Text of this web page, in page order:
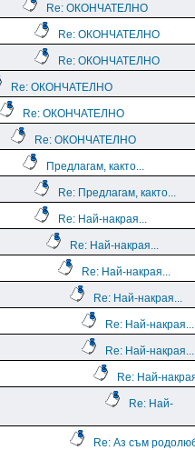
Re: ОКОНЧАТЕЛНО
Re: ОКОНЧАТЕЛНО
Re: ОКОНЧАТЕЛНО
Re: ОКОНЧАТЕЛНО
Re: ОКОНЧАТЕЛНО
Re: ОКОНЧАТЕЛНО
Предлагам, както...
Re: Предлагам, както...
Re: Най-накрая...
Re: Най-накрая...
Re: Най-накрая...
Re: Най-накрая...
Re: Най-накрая...
Re: Най-накрая...
Re: Най-
Re: Най-
Re: Аз съм